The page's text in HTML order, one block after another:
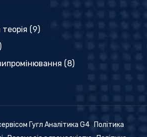
(9)
(8)
Гугл Аналітика G4
Політика